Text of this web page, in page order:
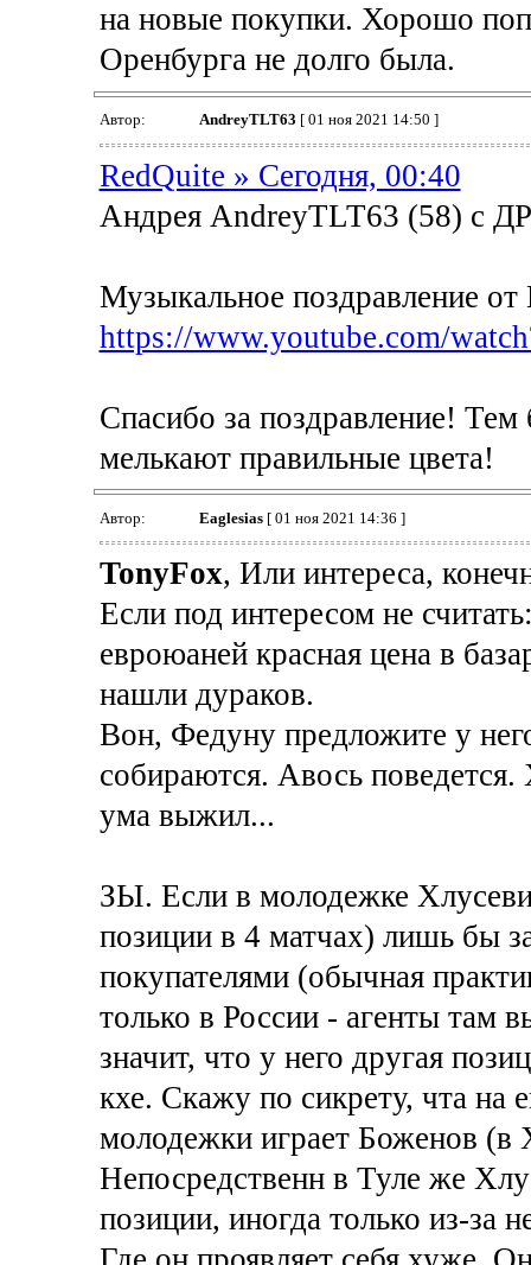
на новые покупки. Хорошо
Оренбурга не долго была.
Автор: AndreyTLT63 [ 01 ноя 2021 14:50 ]
RedQuite » Сегодня, 00:40
Андрея AndreyTLT63 (58) с
Музыкальное поздравление
https://www.youtube.com/
Спасибо за поздравление! Тем
мелькают правильные цвета!
Автор: Eaglesias[ 01 ноя 2021 14:36 ]
TonyFox, Или интереса,
Если под интересом не
евроюаней красная цена в
нашли дураков.
Вон, Федуну предложите у
собираются. Авось
ума выжил...
ЗЫ. Если в молодежке
позиции в 4 матчах) лишь бы
покупателями (обычная
только в России - агенты там
значит, что у него другая
кхе. Скажу по сикрету, чта на
молодежки играет Боженов (в
Непосредственн в Туле же
позиции, иногда только из-за